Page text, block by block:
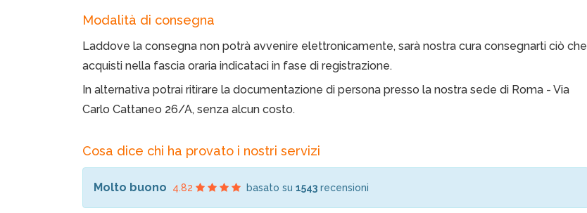
Modalità di consegna
Laddove la consegna non potrà avvenire elettronicamente, sarà nostra cura consegnarti ciò che
acquisti nella fascia oraria indicataci in fase di registrazione.
In alternativa potrai ritirare la documentazione di persona presso la nostra sede di Roma - Via
Carlo Cattaneo 26/A, senza alcun costo.
Cosa dice chi ha provato i nostri servizi
Molto buono 4.82 basato su 1543 recensioni